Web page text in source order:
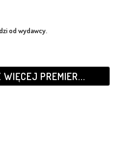
od wydawcy.
WIĘCEJ PREMIER...